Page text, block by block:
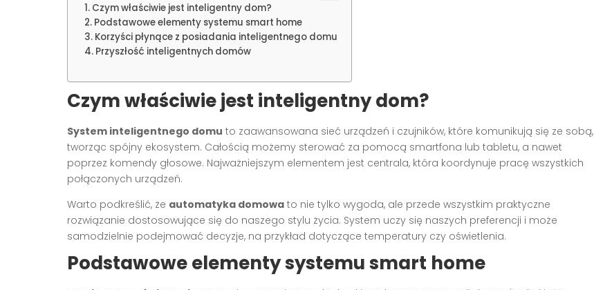
Czym właściwie jest inteligentny dom?
Podstawowe elementy systemu smart home
Korzyści płynące z posiadania inteligentnego domu
Przyszłość inteligentnych domów
Czym właściwie jest inteligentny dom?
System inteligentnego domu to zaawansowana sieć urządzeń i czujników, które komunikują się ze sobą,
tworząc spójny ekosystem. Całością możemy sterować za pomocą smartfona lub tabletu, a nawet
poprzez komendy głosowe. Najważniejszym elementem jest centrala, która koordynuje pracę wszystkich
połączonych urządzeń.
Warto podkreślić, że automatyka domowa to nie tylko wygoda, ale przede wszystkim praktyczne
rozwiązanie dostosowujące się do naszego stylu życia. System uczy się naszych preferencji i może
samodzielnie podejmować decyzje, na przykład dotyczące temperatury czy oświetlenia.
Podstawowe elementy systemu smart home